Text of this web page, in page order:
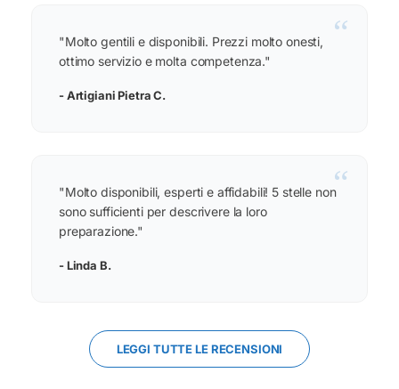
“
"Molto gentili e disponibili. Prezzi molto onesti,
ottimo servizio e molta competenza."
- Artigiani Pietra C.
“
"Molto disponibili, esperti e affidabili! 5 stelle non
sono sufficienti per descrivere la loro
preparazione."
- Linda B.
LEGGI TUTTE LE RECENSIONI